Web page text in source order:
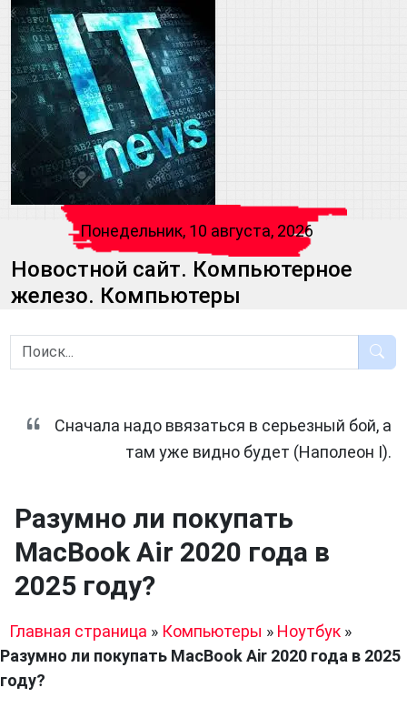
Понедельник, 10 августа, 2026
Новостной сайт. Компьютерное
железо. Компьютеры
Сначала надо ввязаться в серьезный бой, а
там уже видно будет (Наполеон I).
Разумно ли покупать
MacBook Air 2020 года в
2025 году?
Главная страница » Компьютеры » Ноутбук »
Разумно ли покупать MacBook Air 2020 года в 2025
году?